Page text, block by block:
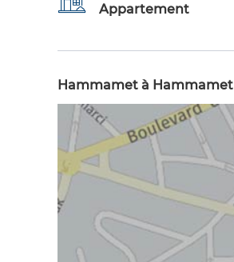
Appartement
Hammamet à Hammamet